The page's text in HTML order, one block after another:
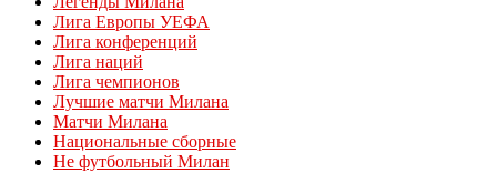
Лига Европы УЕФА
Лига конференций
Лига наций
Лига чемпионов
Лучшие матчи Милана
Матчи Милана
Национальные сборные
Не футбольный Милан